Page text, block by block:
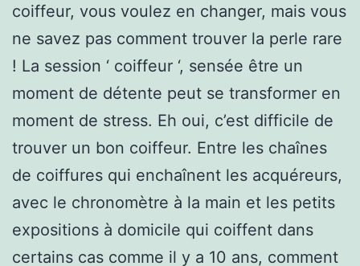
coiffeur, vous voulez en changer, mais vous
ne savez pas comment trouver la perle rare
! La session ‘ coiffeur ‘, sensée être un
moment de détente peut se transformer en
moment de stress. Eh oui, c’est difficile de
trouver un bon coiffeur. Entre les chaînes
de coiffures qui enchaînent les acquéreurs,
avec le chronomètre à la main et les petits
expositions à domicile qui coiffent dans
certains cas comme il y a 10 ans, comment